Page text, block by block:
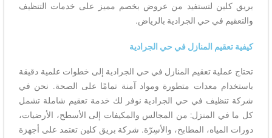
بريق كلين لتستفيد من عروض بخصم مميز على خدمات التنظيف
والتعقيم في حي الجرادية بالرياض.
كيفية تعقيم المنازل في حي الجرادية
تحتاج عملية تعقيم المنازل في حي الجرادية إلى خطوات علمية دقيقة
باستخدام معدات متطورة ومواد آمنة تمامًا على الصحة. نحن في
شركة تنظيف في حي الجرادية نوفر لك خدمة تعقيم شاملة تشمل
كل ما في المنزل: من المجالس والمكيفات إلى الأسطح، الأرضيات،
دورات المياه، المطابخ، والأسِرّة. شركة بريق كلين تعتمد على أجهزة